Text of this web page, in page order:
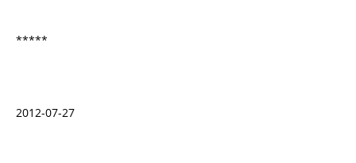
*****
2012-07-27